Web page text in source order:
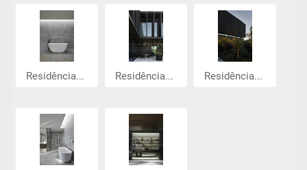
Residência... Residência... Residência...